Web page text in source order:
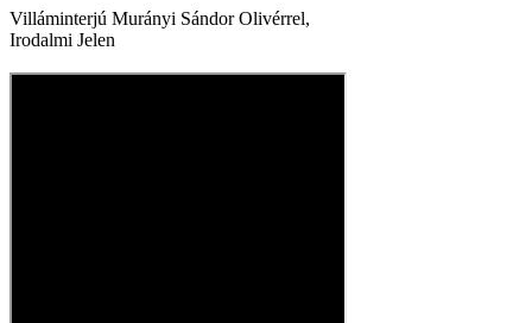
Villáminterjú Murányi Sándor Olivérrel,
Irodalmi Jelen